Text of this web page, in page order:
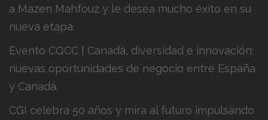
a Mazen Mahfouz y le desea mucho éxito en su
nueva etapa.
Evento CQCC | Canadá, diversidad e innovación:
nuevas oportunidades de negocio entre España
y Canadá.
CGI celebra 50 años y mira al futuro impulsando